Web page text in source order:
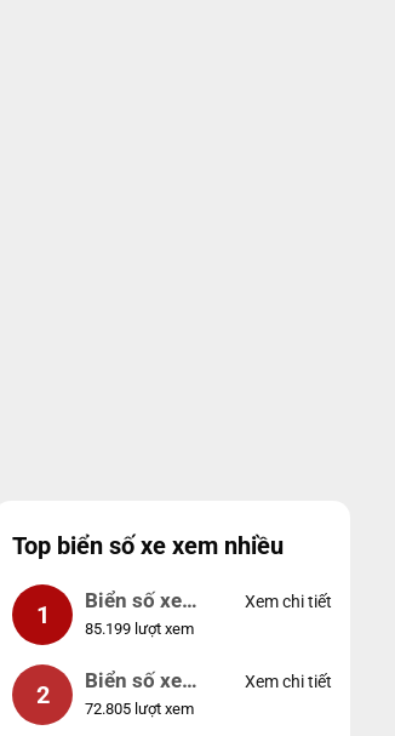
Top biển số xe xem nhiều
1
Biển số xe
99999
85.199 lượt xem
Xem chi tiết
2
Biển số xe
04953
72.805 lượt xem
Xem chi tiết